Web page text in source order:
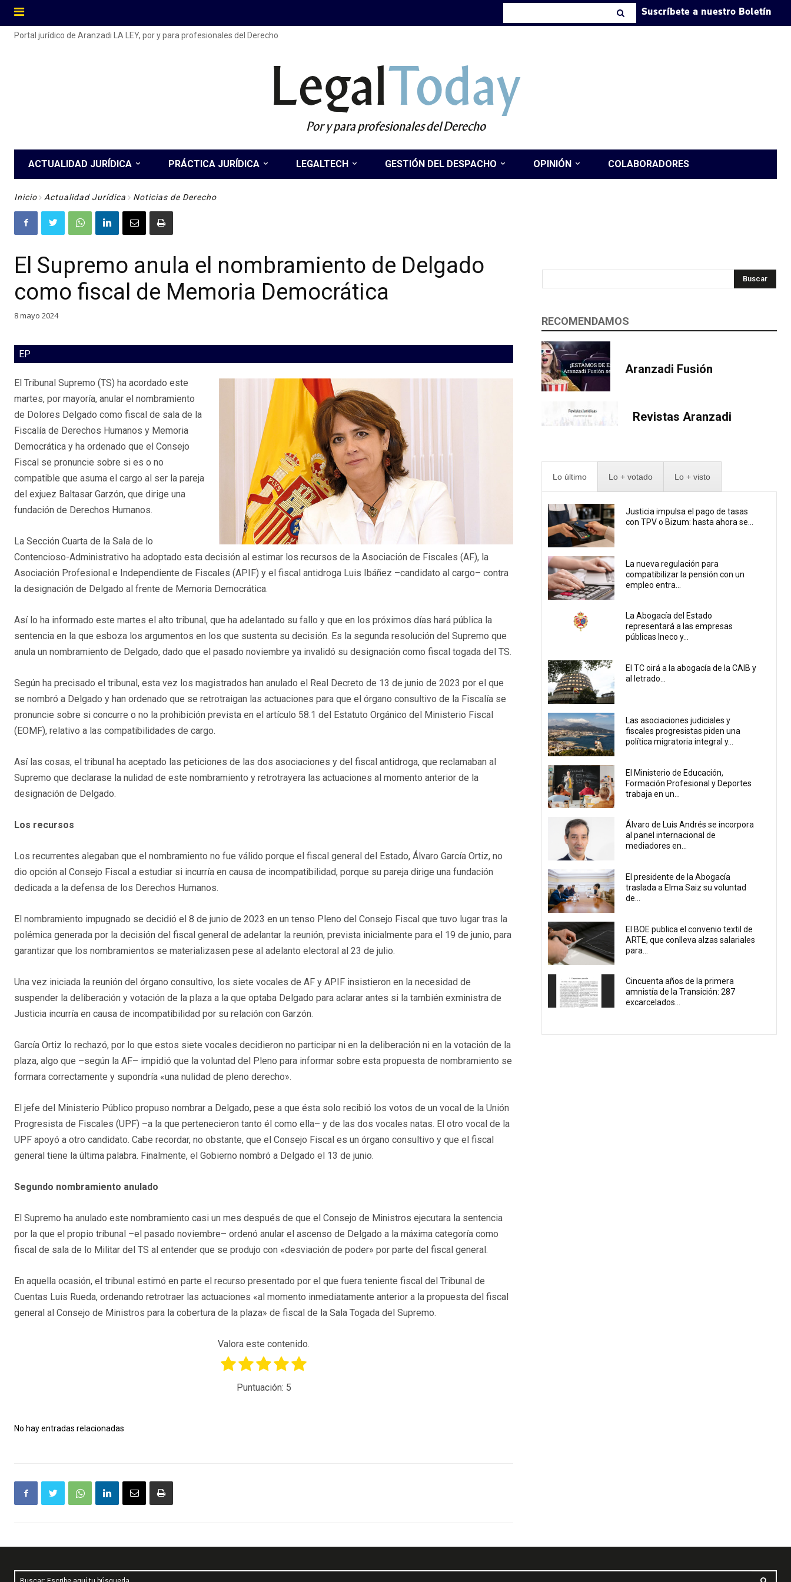
Suscríbete a nuestro Boletín
Portal jurídico de Aranzadi LA LEY, por y para profesionales del Derecho
LegalToday
Por y para profesionales del Derecho
ACTUALIDAD JURÍDICA PRÁCTICA JURÍDICA LEGALTECH GESTIÓN DEL DESPACHO OPINIÓN COLABORADORES
Inicio Actualidad Jurídica Noticias de Derecho
El Supremo anula el nombramiento de Delgado
como fiscal de Memoria Democrática
8 mayo 2024
EP
El Tribunal Supremo (TS) ha acordado este
martes, por mayoría, anular el nombramiento
de Dolores Delgado como fiscal de sala de la
Fiscalía de Derechos Humanos y Memoria
Democrática y ha ordenado que el Consejo
Fiscal se pronuncie sobre si es o no
compatible que asuma el cargo al ser la pareja
del exjuez Baltasar Garzón, que dirige una
fundación de Derechos Humanos.
La Sección Cuarta de la Sala de lo
Contencioso-Administrativo ha adoptado esta decisión al estimar los recursos de la Asociación de Fiscales (AF), la
Asociación Profesional e Independiente de Fiscales (APIF) y el fiscal antidroga Luis Ibáñez –candidato al cargo– contra
la designación de Delgado al frente de Memoria Democrática.
Así lo ha informado este martes el alto tribunal, que ha adelantado su fallo y que en los próximos días hará pública la
sentencia en la que esboza los argumentos en los que sustenta su decisión. Es la segunda resolución del Supremo que
anula un nombramiento de Delgado, dado que el pasado noviembre ya invalidó su designación como fiscal togada del TS.
Según ha precisado el tribunal, esta vez los magistrados han anulado el Real Decreto de 13 de junio de 2023 por el que
se nombró a Delgado y han ordenado que se retrotraigan las actuaciones para que el órgano consultivo de la Fiscalía se
pronuncie sobre si concurre o no la prohibición prevista en el artículo 58.1 del Estatuto Orgánico del Ministerio Fiscal
(EOMF), relativo a las compatibilidades de cargo.
Así las cosas, el tribunal ha aceptado las peticiones de las dos asociaciones y del fiscal antidroga, que reclamaban al
Supremo que declarase la nulidad de este nombramiento y retrotrayera las actuaciones al momento anterior de la
designación de Delgado.
Los recursos
Los recurrentes alegaban que el nombramiento no fue válido porque el fiscal general del Estado, Álvaro García Ortiz, no
dio opción al Consejo Fiscal a estudiar si incurría en causa de incompatibilidad, porque su pareja dirige una fundación
dedicada a la defensa de los Derechos Humanos.
El nombramiento impugnado se decidió el 8 de junio de 2023 en un tenso Pleno del Consejo Fiscal que tuvo lugar tras la
polémica generada por la decisión del fiscal general de adelantar la reunión, prevista inicialmente para el 19 de junio, para
garantizar que los nombramientos se materializasen pese al adelanto electoral al 23 de julio.
Una vez iniciada la reunión del órgano consultivo, los siete vocales de AF y APIF insistieron en la necesidad de
suspender la deliberación y votación de la plaza a la que optaba Delgado para aclarar antes si la también exministra de
Justicia incurría en causa de incompatibilidad por su relación con Garzón.
García Ortiz lo rechazó, por lo que estos siete vocales decidieron no participar ni en la deliberación ni en la votación de la
plaza, algo que –según la AF– impidió que la voluntad del Pleno para informar sobre esta propuesta de nombramiento se
formara correctamente y supondría «una nulidad de pleno derecho».
El jefe del Ministerio Público propuso nombrar a Delgado, pese a que ésta solo recibió los votos de un vocal de la Unión
Progresista de Fiscales (UPF) –a la que pertenecieron tanto él como ella– y de las dos vocales natas. El otro vocal de la
UPF apoyó a otro candidato. Cabe recordar, no obstante, que el Consejo Fiscal es un órgano consultivo y que el fiscal
general tiene la última palabra. Finalmente, el Gobierno nombró a Delgado el 13 de junio.
Segundo nombramiento anulado
El Supremo ha anulado este nombramiento casi un mes después de que el Consejo de Ministros ejecutara la sentencia
por la que el propio tribunal –el pasado noviembre– ordenó anular el ascenso de Delgado a la máxima categoría como
fiscal de sala de lo Militar del TS al entender que se produjo con «desviación de poder» por parte del fiscal general.
En aquella ocasión, el tribunal estimó en parte el recurso presentado por el que fuera teniente fiscal del Tribunal de
Cuentas Luis Rueda, ordenando retrotraer las actuaciones «al momento inmediatamente anterior a la propuesta del fiscal
general al Consejo de Ministros para la cobertura de la plaza» de fiscal de la Sala Togada del Supremo.
Valora este contenido.
Puntuación: 5
No hay entradas relacionadas
Buscar
RECOMENDAMOS
Aranzadi Fusión
Revistas Aranzadi
Lo último Lo + votado Lo + visto
Justicia impulsa el pago de tasas
con TPV o Bizum: hasta ahora se...
La nueva regulación para
compatibilizar la pensión con un
empleo entra...
La Abogacía del Estado
representará a las empresas
públicas Ineco y...
El TC oirá a la abogacía de la CAIB y
al letrado...
Las asociaciones judiciales y
fiscales progresistas piden una
política migratoria integral y...
El Ministerio de Educación,
Formación Profesional y Deportes
trabaja en un...
Álvaro de Luis Andrés se incorpora
al panel internacional de
mediadores en...
El presidente de la Abogacía
traslada a Elma Saiz su voluntad
de...
El BOE publica el convenio textil de
ARTE, que conlleva alzas salariales
para...
Cincuenta años de la primera
amnistía de la Transición: 287
excarcelados...
Buscar: Escribe aquí tu búsqueda